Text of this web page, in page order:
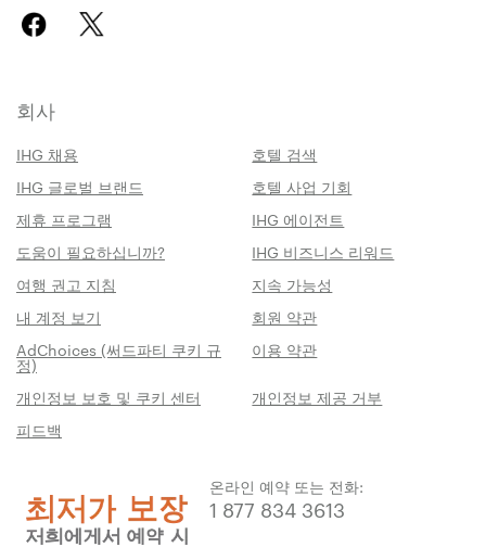
회사
IHG 채용
호텔 검색
IHG 글로벌 브랜드
호텔 사업 기회
제휴 프로그램
IHG 에이전트
도움이 필요하십니까?
IHG 비즈니스 리워드
여행 권고 지침
지속 가능성
내 계정 보기
회원 약관
AdChoices (써드파티 쿠키 규
정)
이용 약관
개인정보 보호 및 쿠키 센터
개인정보 제공 거부
피드백
온라인 예약 또는 전화:
1 877 834 3613